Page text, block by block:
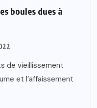
boules dues à
de vieillissement
et l’affaissement